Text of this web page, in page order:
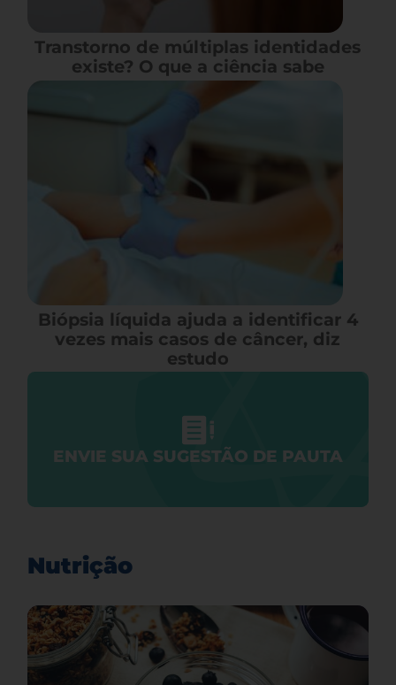
Transtorno de múltiplas identidades
existe? O que a ciência sabe
Biópsia líquida ajuda a identificar 4
vezes mais casos de câncer, diz
estudo
ENVIE SUA SUGESTÃO DE PAUTA
Nutrição